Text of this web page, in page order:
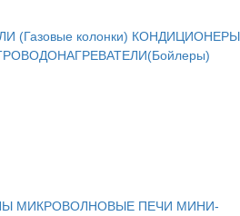
(Газовые колонки) КОНДИЦИОНЕРЫ
МИКРОВОЛНОВЫЕ ПЕЧИ МИНИ-